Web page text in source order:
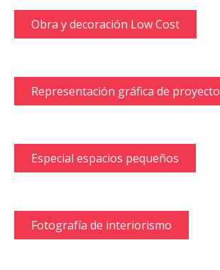
Obra y decoración Low Cost
Representación gráfica de
Especial espacios pequeños
Fotografía de interiorismo